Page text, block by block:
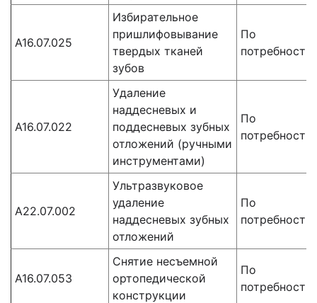
A16.07.025
Избирательное
пришлифовывание
твердых тканей
зубов
По
потребности
A16.07.022
Удаление
наддесневых и
поддесневых зубных
отложений (ручными
инструментами)
По
потребности
А22.07.002
Ультразвуковое
удаление
наддесневых зубных
отложений
По
потребности
А16.07.053
Снятие несъемной
ортопедической
конструкции
По
потребности